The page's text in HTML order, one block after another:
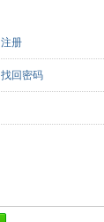
注册
找回密码